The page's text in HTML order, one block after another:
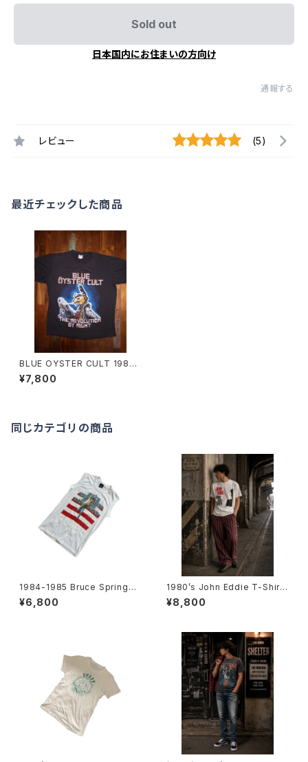
Sold out
日本国内にお住まいの方向け
通報する
レビュー (5)
最近チェックした商品
BLUE OYSTER CULT 1983-
1984 TOUR T-SHIRTS
¥7,800
同じカテゴリの商品
1984-1985 Bruce Springst
een tour Sleeveless T-Shi
rts -1984年-1985年 ブルー
¥6,800
1980’s John Eddie T-Shirts
-1980年代 ジョン・エディTシャ
ツ-
¥8,800